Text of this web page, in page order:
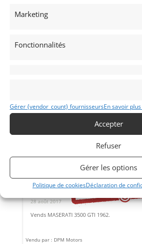
Marketing
Fonctionnalités
Gérer {vendor_count} fournisseursEn savoir
Accepter
Refuser
Gérer les options
Politique de cookiesDéclaration de
CV/185 Kmh)
MASERATI 3500 GTI (1962)[VENDU]
28 août 2017
Vends MASERATI 3500 GTI 1962.
Vendu par : DPM Motors